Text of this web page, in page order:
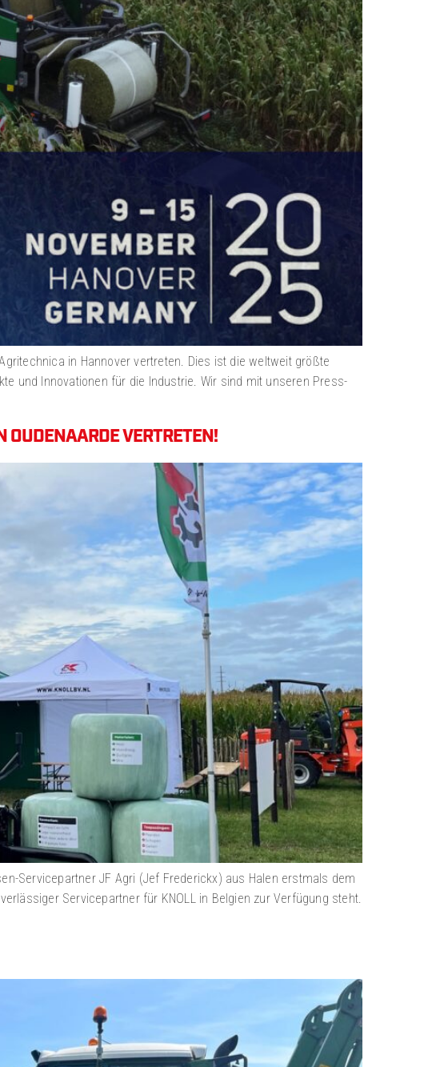
in Hannover vertreten. Dies ist die weltweit größte
und Innovationen für die Industrie. Wir sind mit unseren Press-
VERTRETEN!
Servicepartner JF Agri (Jef Frederickx) aus Halen erstmals dem
Servicepartner für KNOLL in Belgien zur Verfügung steht.